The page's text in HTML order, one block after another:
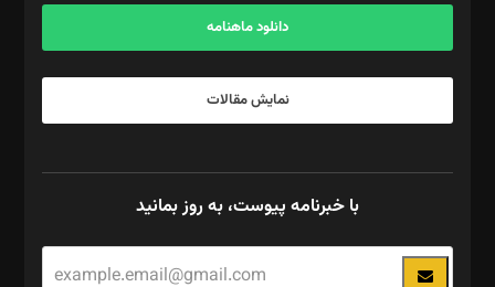
دانلود ماهنامه
نمایش مقالات
با خبرنامه پیوست، به روز بمانید